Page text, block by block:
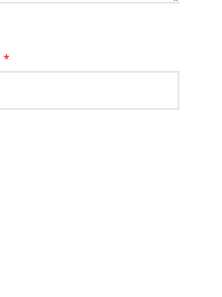
*